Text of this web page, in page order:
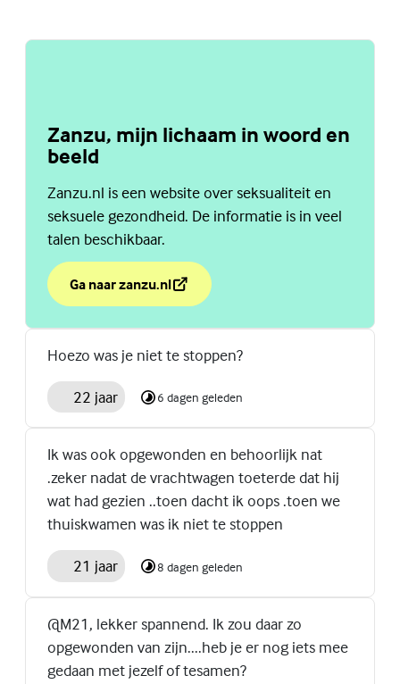
Zanzu, mijn lichaam in woord en
beeld
Zanzu.nl is een website over seksualiteit en
seksuele gezondheid. De informatie is in veel
talen beschikbaar.
Ga naar zanzu.nl
over Zanzu, mijn lichaam in woord en beeld
(Externe link)
Hoezo was je niet te stoppen?
22 jaar 6 dagen geleden
Ik was ook opgewonden en behoorlijk nat
.zeker nadat de vrachtwagen toeterde dat hij
wat had gezien ..toen dacht ik oops .toen we
thuiskwamen was ik niet te stoppen
21 jaar 8 dagen geleden
@M21, lekker spannend. Ik zou daar zo
opgewonden van zijn....heb je er nog iets mee
gedaan met jezelf of tesamen?